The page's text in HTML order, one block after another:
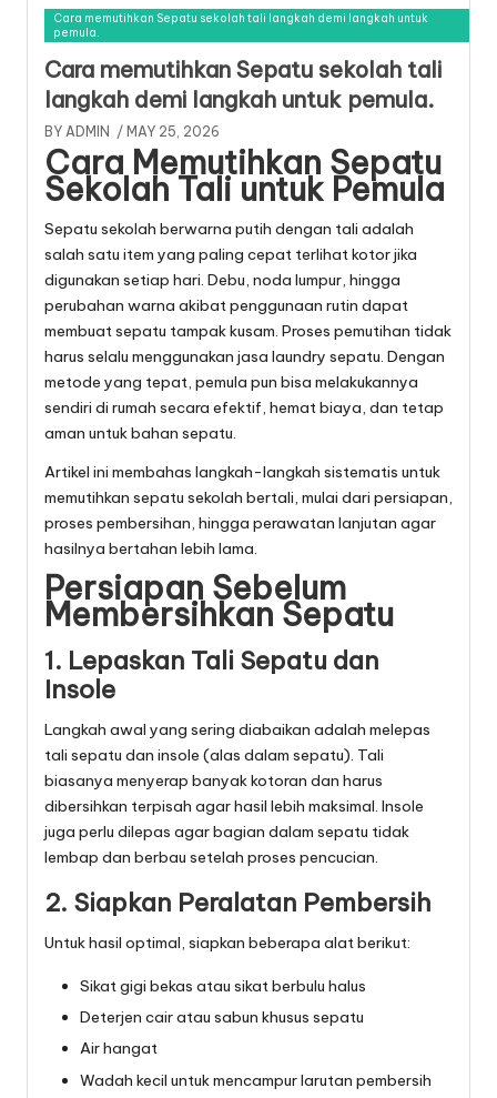
Cara memutihkan Sepatu sekolah tali langkah demi langkah untuk
pemula.
Cara memutihkan Sepatu sekolah tali
langkah demi langkah untuk pemula.
BY ADMIN / MAY 25, 2026
Cara Memutihkan Sepatu
Sekolah Tali untuk Pemula
Sepatu sekolah berwarna putih dengan tali adalah
salah satu item yang paling cepat terlihat kotor jika
digunakan setiap hari. Debu, noda lumpur, hingga
perubahan warna akibat penggunaan rutin dapat
membuat sepatu tampak kusam. Proses pemutihan tidak
harus selalu menggunakan jasa laundry sepatu. Dengan
metode yang tepat, pemula pun bisa melakukannya
sendiri di rumah secara efektif, hemat biaya, dan tetap
aman untuk bahan sepatu.
Artikel ini membahas langkah-langkah sistematis untuk
memutihkan sepatu sekolah bertali, mulai dari persiapan,
proses pembersihan, hingga perawatan lanjutan agar
hasilnya bertahan lebih lama.
Persiapan Sebelum
Membersihkan Sepatu
1. Lepaskan Tali Sepatu dan
Insole
Langkah awal yang sering diabaikan adalah melepas
tali sepatu dan insole (alas dalam sepatu). Tali
biasanya menyerap banyak kotoran dan harus
dibersihkan terpisah agar hasil lebih maksimal. Insole
juga perlu dilepas agar bagian dalam sepatu tidak
lembap dan berbau setelah proses pencucian.
2. Siapkan Peralatan Pembersih
Untuk hasil optimal, siapkan beberapa alat berikut:
Sikat gigi bekas atau sikat berbulu halus
Deterjen cair atau sabun khusus sepatu
Air hangat
Wadah kecil untuk mencampur larutan pembersih